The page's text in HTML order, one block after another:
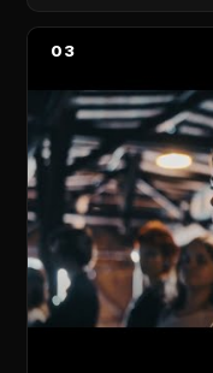
03